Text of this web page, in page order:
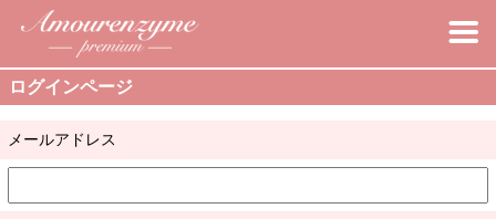
ログインページ
メールアドレス